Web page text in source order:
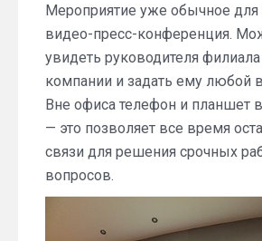
Мероприятие уже обычное
видео-пресс-конференция.
увидеть руководителя
компании и задать ему любой
Вне офиса телефон и планшет
— это позволяет все время
связи для решения срочных
вопросов.